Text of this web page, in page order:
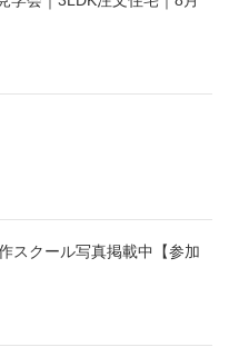
スクール写真掲載中【参加